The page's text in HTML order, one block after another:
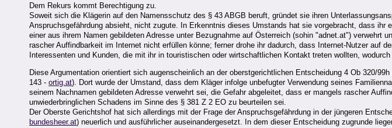
Dem Rekurs kommt Berechtigung zu.
Soweit sich die Klägerin auf den Namensschutz des § 43 ABGB beruft, gründet sie ihren
Anspruchsgefährdung absieht, nicht zugute. In Erkenntnis dieses Umstands hat sie vorgebracht, dass
einer aus ihrem Namen gebildeten Adresse unter Bezugnahme auf Österreich (sohin "adnet.at")
rascher Auffindbarkeit im Internet nicht erfüllen könne; ferner drohe ihr dadurch, dass Internet-Nutzer auf
Interessenten und Kunden, die mit ihr in touristischen oder wirtschaftlichen Kontakt treten wollten,
Diese Argumentation orientiert sich augenscheinlich an der oberstgerichtlichen Entscheidung 4 Ob 320/
143 - ortig.at). Dort wurde der Umstand, dass dem Kläger infolge unbefugter Verwendung seines
seinem Nachnamen gebildeten Adresse verwehrt sei, die Gefahr abgeleitet, dass er mangels rascher
unwiederbringlichen Schadens im Sinne des § 381 Z 2 EO zu beurteilen sei.
Der Oberste Gerichtshof hat sich allerdings mit der Frage der Anspruchsgefährdung in der jüngeren
bundesheer.at) neuerlich und ausführlicher auseinandergesetzt. In dem dieser Entscheidung zugrunde